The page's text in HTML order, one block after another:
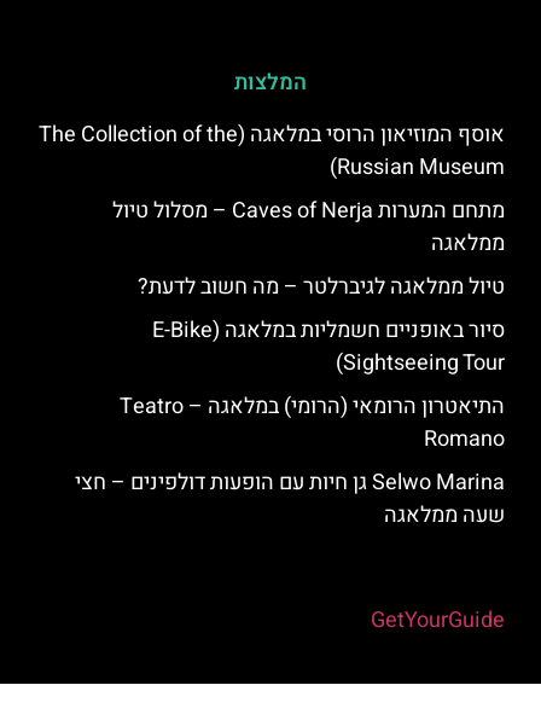
המלצות
אוסף המוזיאון הרוסי במלאגה (The Collection of the
Russian Museum)
מתחם המערות Caves of Nerja – מסלול טיול
ממלאגה
טיול ממלאגה לגיברלטר – מה חשוב לדעת?
סיור באופניים חשמליות במלאגה (E-Bike
Sightseeing Tour)
התיאטרון הרומאי (הרומי) במלאגה – ‪Teatro
Romano‬
Selwo Marina גן חיות עם הופעות דולפינים – חצי
שעה ממלאגה
GetYourGuide